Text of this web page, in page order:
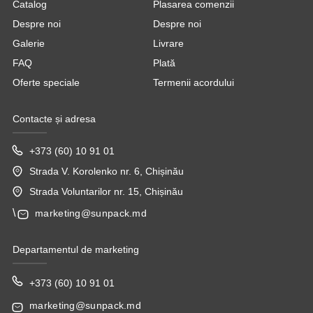
Căpșuni în ciocolată
Cutii albe cu ferestruică pentru ambalarea și
prezentarea căpșunilor în ciocolată. Sunt
potrivite pentru seturi mici și mari.
Catalog
Despre noi
Galerie
FAQ
Oferte speciale
Plasarea comenzii
Despre noi
Livrare
Plată
Termenii acordului
Contacte și adresa
+373 (60) 10 91 01
Strada V. Korolenko nr. 6, Chișinău
Strada Voluntarilor nr. 15, Chișinău
\ marketing@sunpack.md
Departamentul de marketing
+373 (60) 10 91 01
marketing@sunpack.md